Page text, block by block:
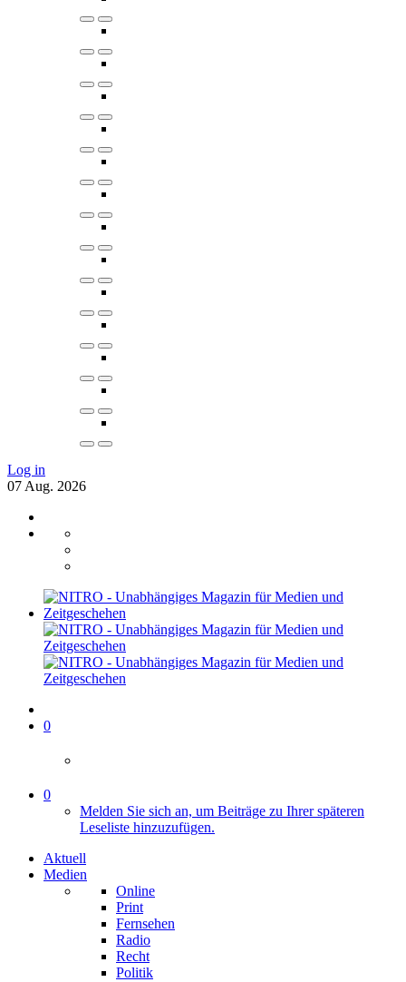
Log in
07 Aug. 2026
0
0
Melden Sie sich an, um Beiträge zu Ihrer späteren
Leseliste hinzuzufügen.
Aktuell
Medien
Online
Print
Fernsehen
Radio
Recht
Politik